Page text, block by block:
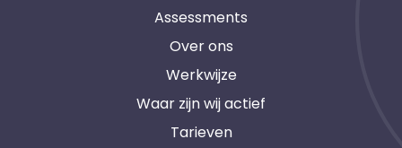
Assessments
Over ons
Werkwijze
Waar zijn wij actief
Tarieven